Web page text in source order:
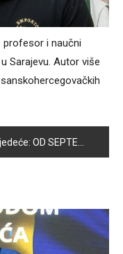
profesor i naučni
Sarajevu. Autor više
OD SEPTEMBRA POČINJE DRUGI UPISNI ROK NA FAKULTETU ZA UPRAVU